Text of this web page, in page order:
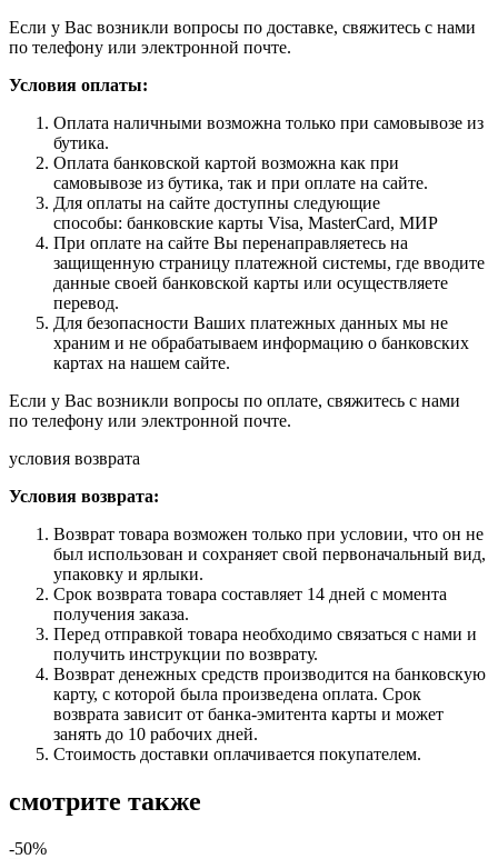
Если у Вас возникли вопросы по доставке, свяжитесь с нами
по телефону или электронной почте.
Условия оплаты:
Оплата наличными возможна только при самовывозе из
бутика.
Оплата банковской картой возможна как при
самовывозе из бутика, так и при оплате на сайте.
Для оплаты на сайте доступны следующие
способы: банковские карты Visa, MasterCard, МИР
При оплате на сайте Вы перенаправляетесь на
защищенную страницу платежной системы, где вводите
данные своей банковской карты или осуществляете
перевод.
Для безопасности Ваших платежных данных мы не
храним и не обрабатываем информацию о банковских
картах на нашем сайте.
Если у Вас возникли вопросы по оплате, свяжитесь с нами
по телефону или электронной почте.
условия возврата
Условия возврата:
Возврат товара возможен только при условии, что он не
был использован и сохраняет свой первоначальный вид,
упаковку и ярлыки.
Срок возврата товара составляет 14 дней с момента
получения заказа.
Перед отправкой товара необходимо связаться с нами и
получить инструкции по возврату.
Возврат денежных средств производится на банковскую
карту, с которой была произведена оплата. Срок
возврата зависит от банка-эмитента карты и может
занять до 10 рабочих дней.
Стоимость доставки оплачивается покупателем.
смотрите также
-50%